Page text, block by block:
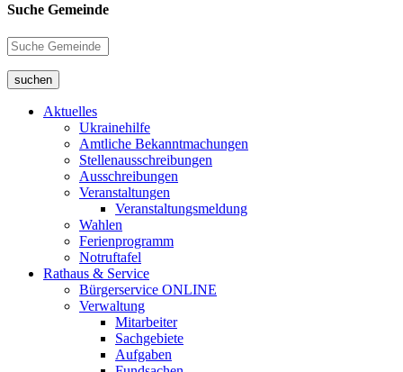
Suche Gemeinde
suchen
Aktuelles
Ukrainehilfe
Amtliche Bekanntmachungen
Stellenausschreibungen
Ausschreibungen
Veranstaltungen
Veranstaltungsmeldung
Wahlen
Ferienprogramm
Notruftafel
Rathaus & Service
Bürgerservice ONLINE
Verwaltung
Mitarbeiter
Sachgebiete
Aufgaben